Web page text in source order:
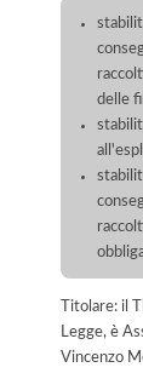
delle
Titolare: il
Legge, è
Vincenzo